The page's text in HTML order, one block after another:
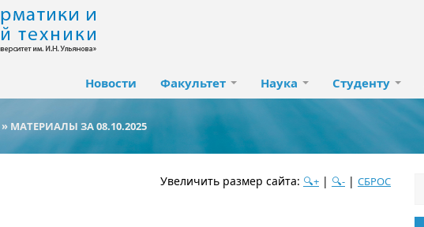
Новости Факультет Наука Студенту
» МАТЕРИАЛЫ ЗА 08.10.2025
Увеличить размер сайта: 🔍+ | 🔍- | СБРОС